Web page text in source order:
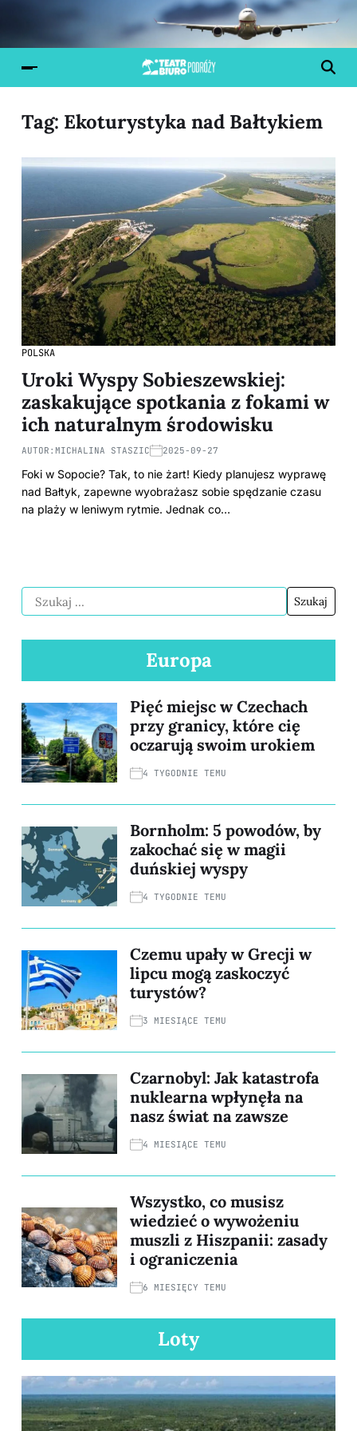
Tag: Ekoturystyka nad Bałtykiem
POLSKA
Uroki Wyspy Sobieszewskiej:
zaskakujące spotkania z fokami w
ich naturalnym środowisku
AUTOR: MICHALINA STASZIC 2025-09-27
Foki w Sopocie? Tak, to nie żart! Kiedy planujesz wyprawę
nad Bałtyk, zapewne wyobrażasz sobie spędzanie czasu
na plaży w leniwym rytmie. Jednak co…
Europa
Pięć miejsc w Czechach
przy granicy, które cię
oczarują swoim urokiem
4 TYGODNIE TEMU
Bornholm: 5 powodów, by
zakochać się w magii
duńskiej wyspy
4 TYGODNIE TEMU
Czemu upały w Grecji w
lipcu mogą zaskoczyć
turystów?
3 MIESIĄCE TEMU
Czarnobyl: Jak katastrofa
nuklearna wpłynęła na
nasz świat na zawsze
4 MIESIĄCE TEMU
Wszystko, co musisz
wiedzieć o wywożeniu
muszli z Hiszpanii: zasady
i ograniczenia
6 MIESIĘCY TEMU
Loty